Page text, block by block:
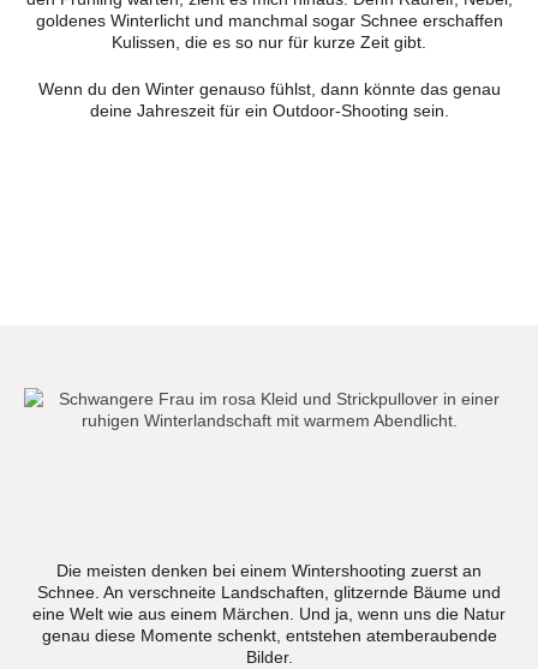
goldenes Winterlicht und manchmal sogar Schnee erschaffen
Kulissen, die es so nur für kurze Zeit gibt.
Wenn du den Winter genauso fühlst, dann könnte das genau
deine Jahreszeit für ein Outdoor-Shooting sein.
Die meisten denken bei einem Wintershooting zuerst an
Schnee. An verschneite Landschaften, glitzernde Bäume und
eine Welt wie aus einem Märchen. Und ja, wenn uns die Natur
genau diese Momente schenkt, entstehen atemberaubende
Bilder.